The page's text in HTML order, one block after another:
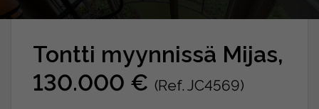
Tontti myynnissä Mijas,
130.000 € (Ref. JC4569)